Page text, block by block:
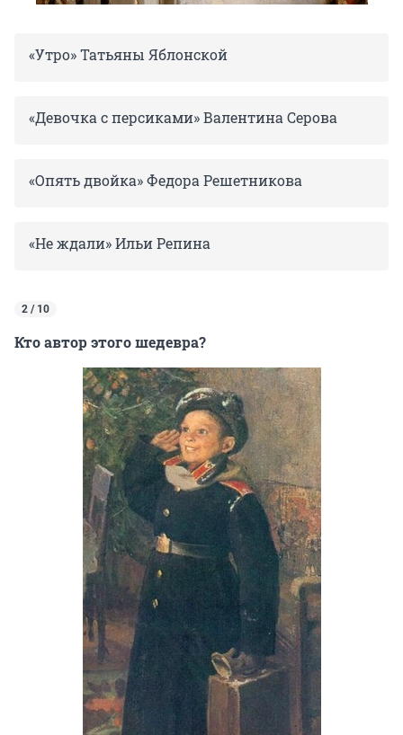
«Утро» Татьяны Яблонской
«Девочка с персиками» Валентина Серова
«Опять двойка» Федора Решетникова
«Не ждали» Ильи Репина
2 / 10
Кто автор этого шедевра?